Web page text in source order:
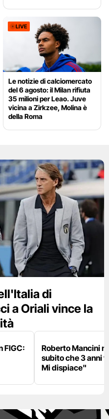
LIVE
Le notizie di calciomercato
del 6 agosto: il Milan rifiuta
35 milioni per Leao. Juve
vicina a Zirkzee, Molina è
della Roma
di
a Oriali vince la
FIGC:
Roberto Mancini
subito che 3 anni
Mi dispiace"